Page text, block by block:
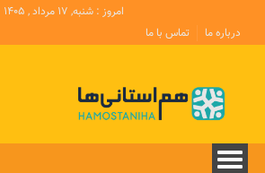
امروز : شنبه, ۱۷ مرداد , ۱۴۰۵
درباره ما
تماس با ما